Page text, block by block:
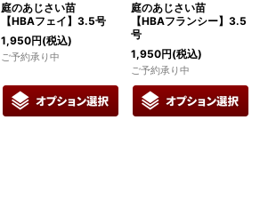
庭のあじさい苗
【HBAフェイ】3.5号
1,950円(税込)
ご予約承り中
庭のあじさい苗
【HBAフランシー】3.5
号
1,950円(税込)
ご予約承り中